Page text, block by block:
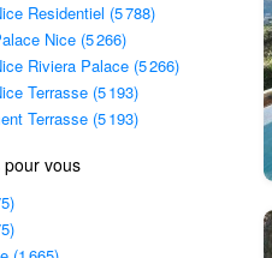
Residentiel (5 788)
Nice (5 266)
Riviera Palace (5 266)
Terrasse (5 193)
Terrasse (5 193)
vous